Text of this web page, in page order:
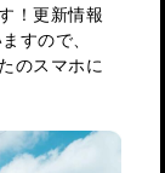
！更新情報
すので、
のスマホに